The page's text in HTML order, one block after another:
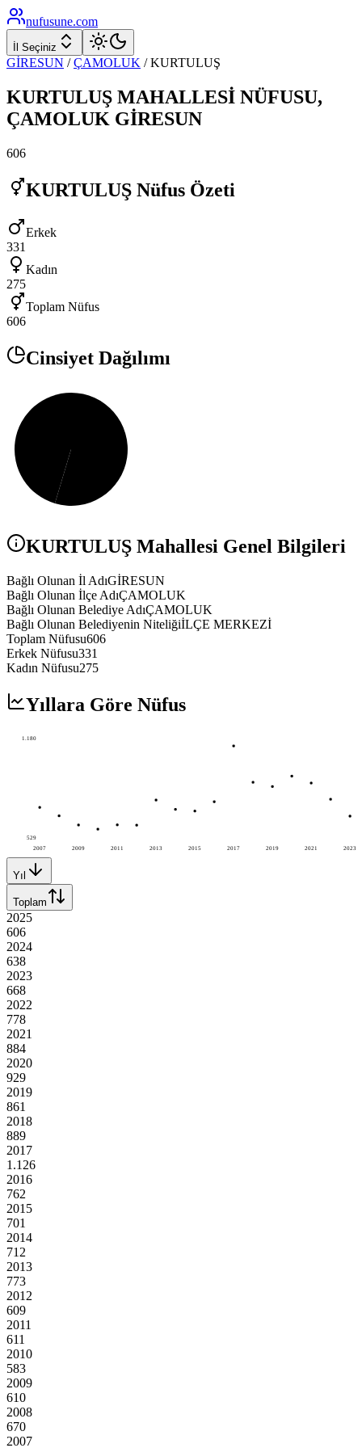
nufusune.com
İl Seçiniz
GİRESUN / ÇAMOLUK /KURTULUŞ
KURTULUŞ MAHALLESİ NÜFUSU,
ÇAMOLUK GİRESUN
606
KURTULUŞ Nüfus Özeti
Erkek
331
Kadın
275
Toplam Nüfus
606
Cinsiyet Dağılımı
KURTULUŞ Mahallesi Genel Bilgileri
Bağlı Olunan İl AdıGİRESUN
Bağlı Olunan İlçe AdıÇAMOLUK
Bağlı Olunan Belediye AdıÇAMOLUK
Bağlı Olunan Belediyenin NiteliğiİLÇE MERKEZİ
Toplam Nüfusu606
Erkek Nüfusu331
Kadın Nüfusu275
Yıllara Göre Nüfus
2007 2009 2011 2013 2015 2017 2019 2021 2023
1.180
529
Yıl
Toplam
2025
606
2024
638
2023
668
2022
778
2021
884
2020
929
2019
861
2018
889
2017
1.126
2016
762
2015
701
2014
712
2013
773
2012
609
2011
611
2010
583
2009
610
2008
670
2007